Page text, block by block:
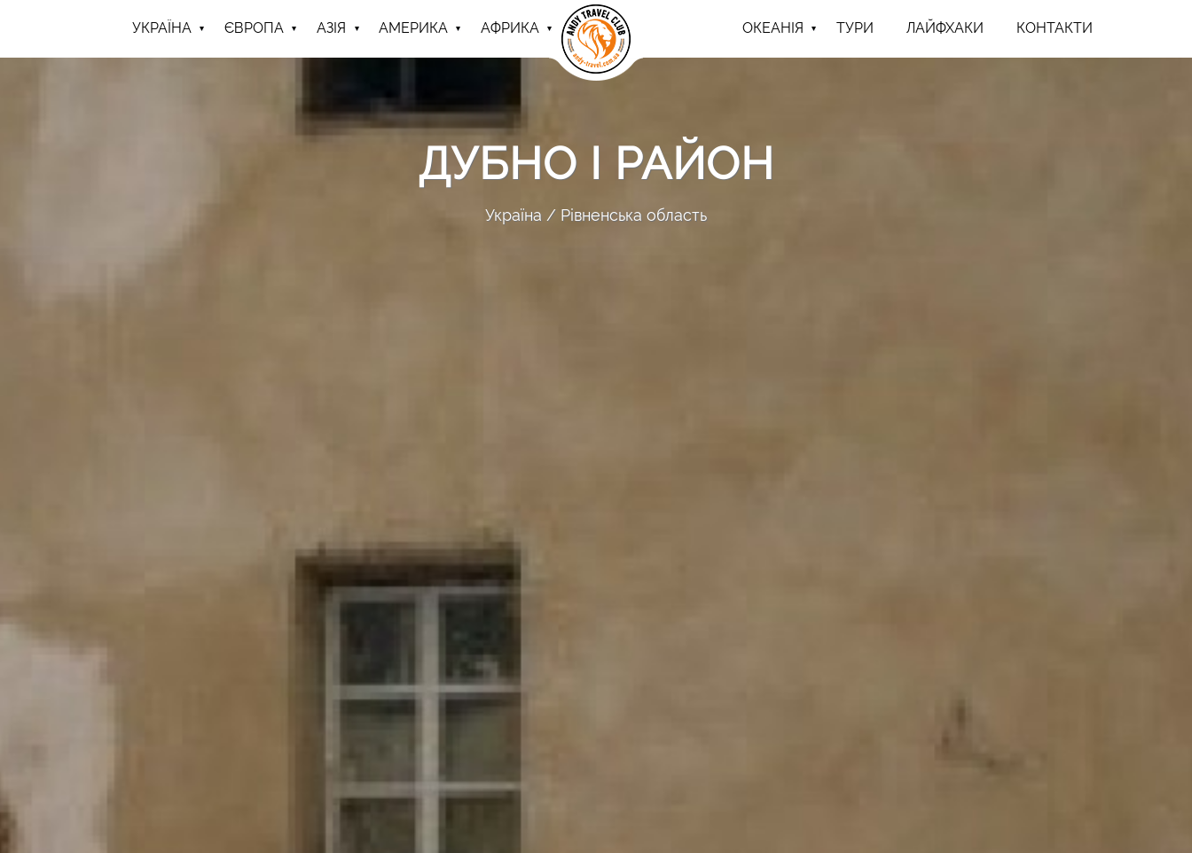
УКРАЇНА ЄВРОПА АЗІЯ АМЕРИКА АФРИКА ОКЕАНІЯ ТУРИ ЛАЙФХАКИ КОНТАКТИ
ДУБНО І РАЙОН
Україна Рівненська область